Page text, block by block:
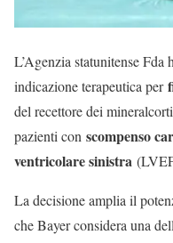
L’Agenzia statunitense Fda
indicazione terapeutica per
del recettore dei
pazienti con scompenso
ventricolare sinistra
La decisione amplia il
che Bayer considera una